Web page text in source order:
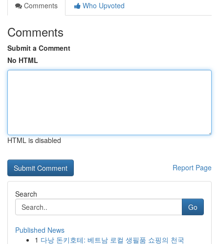
Comments
Who Upvoted
Comments
Submit a Comment
No HTML
HTML is disabled
Report Page
Search
Go
Published News
1 다낭 돈키호테: 베트남 로컬 생필품 쇼핑의 천국